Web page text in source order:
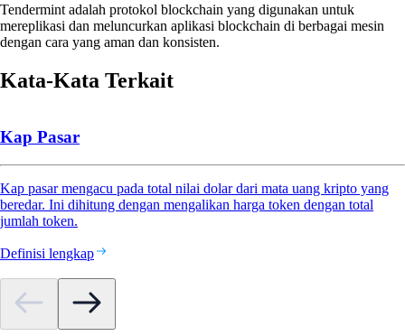
Tendermint adalah protokol blockchain yang digunakan untuk
mereplikasi dan meluncurkan aplikasi blockchain di berbagai mesin
dengan cara yang aman dan konsisten.
Kata-Kata Terkait
Kap Pasar
Kap pasar mengacu pada total nilai dolar dari mata uang kripto yang
beredar. Ini dihitung dengan mengalikan harga token dengan total
jumlah token.
Definisi lengkap